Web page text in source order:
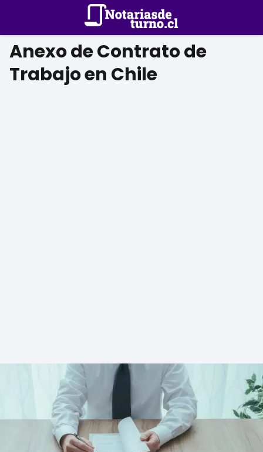
Anexo de Contrato de
Trabajo en Chile